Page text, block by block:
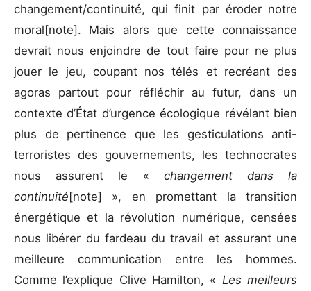
changement/continuité, qui finit par éroder notre
moral[note]. Mais alors que cette connaissance
devrait nous enjoindre de tout faire pour ne plus
jouer le jeu, coupant nos télés et recréant des
agoras partout pour réfléchir au futur, dans un
contexte d’État d’urgence écologique révélant bien
plus de pertinence que les gesticulations anti-
terroristes des gouvernements, les technocrates
nous assurent le « changement dans la
continuité[note] », en promettant la transition
énergétique et la révolution numérique, censées
nous libérer du fardeau du travail et assurant une
meilleure communication entre les hommes.
Comme l’explique Clive Hamilton, « Les meilleurs